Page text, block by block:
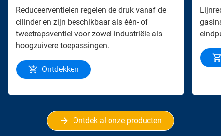
Reduceerventielen regelen de druk vanaf de
cilinder en zijn beschikbaar als één- of
tweetrapsventiel voor zowel industriële als
hoogzuivere toepassingen.
Ontdekken
Ontdek al onze producten